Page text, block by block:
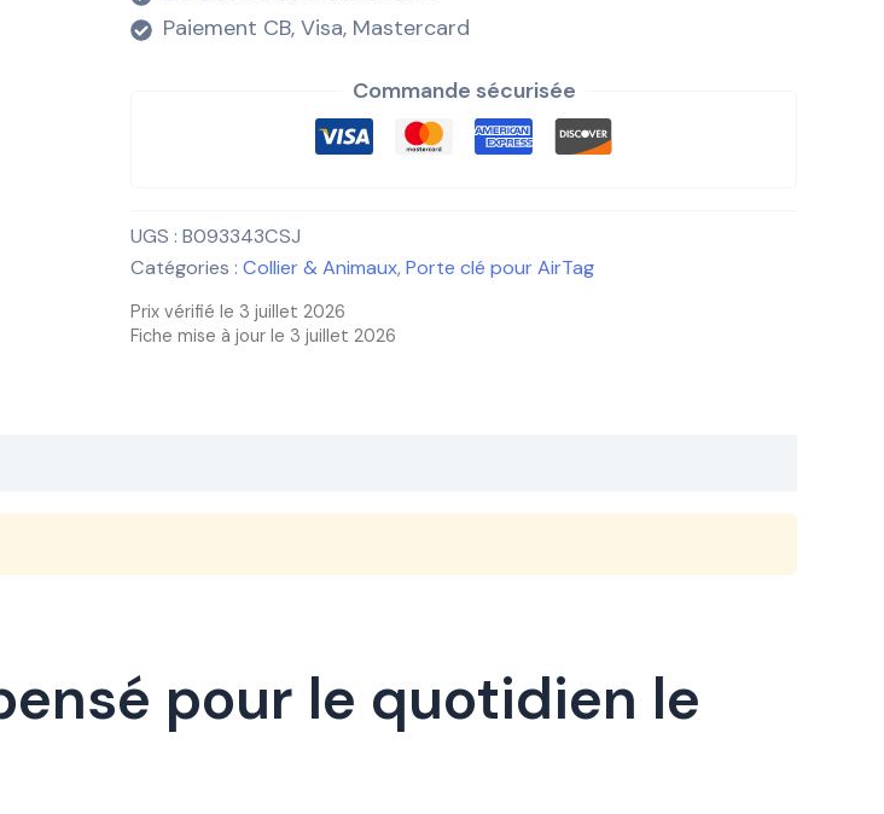
Paiement CB, Visa, Mastercard
Commande sécurisée
UGS : B093343CSJ
Catégories : Collier & Animaux, Porte clé pour AirTag
Prix vérifié le 3 juillet 2026
Fiche mise à jour le 3 juillet 2026
pour le quotidien le